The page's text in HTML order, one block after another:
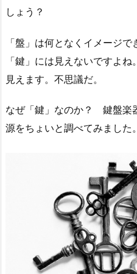
しょう？
「盤」は何となくイメージ
「鍵」には見えないですよ
見えます。不思議だ。
なぜ「鍵」なのか？ 鍵盤楽
源をちょいと調べてみました。